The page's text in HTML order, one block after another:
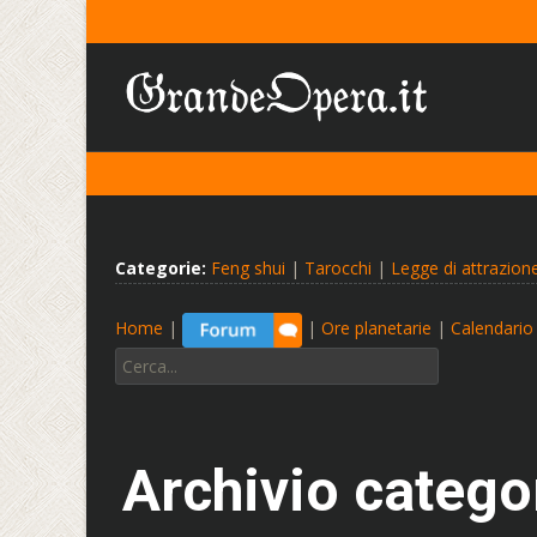
Categorie: Feng shui | Tarocchi | Legge di
Home | | Ore planetarie |
Cerca:
Archivio